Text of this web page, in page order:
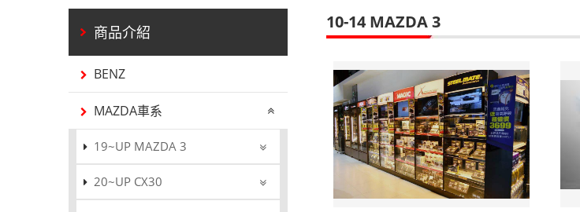
BENZ
MAZDA車系
19~UP MAZDA 3
20~UP CX30
10-14 MAZDA 3